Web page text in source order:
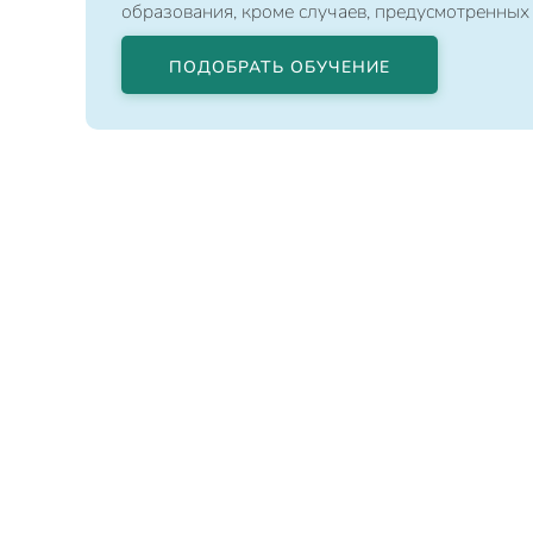
образования, кроме случаев,
ПОДОБРАТЬ ОБУЧЕНИЕ